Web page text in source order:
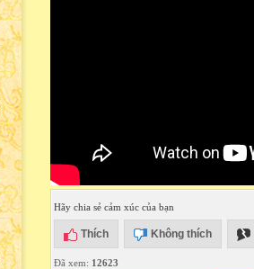
Hãy chia sẻ cảm xúc của bạn
Thích Không thích
Đã xem: 12623